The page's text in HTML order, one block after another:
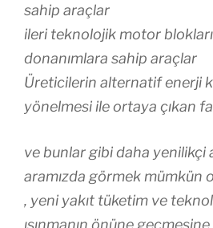
sahip araçlar
ileri teknolojik motor
donanımlara sahip araçlar
Üreticilerin alternatif enerji
yönelmesi ile ortaya çıkan
ve bunlar gibi daha yenilikçi
aramızda görmek mümkün
, yeni yakıt tüketim ve
ısınmanın önüne geçmesine